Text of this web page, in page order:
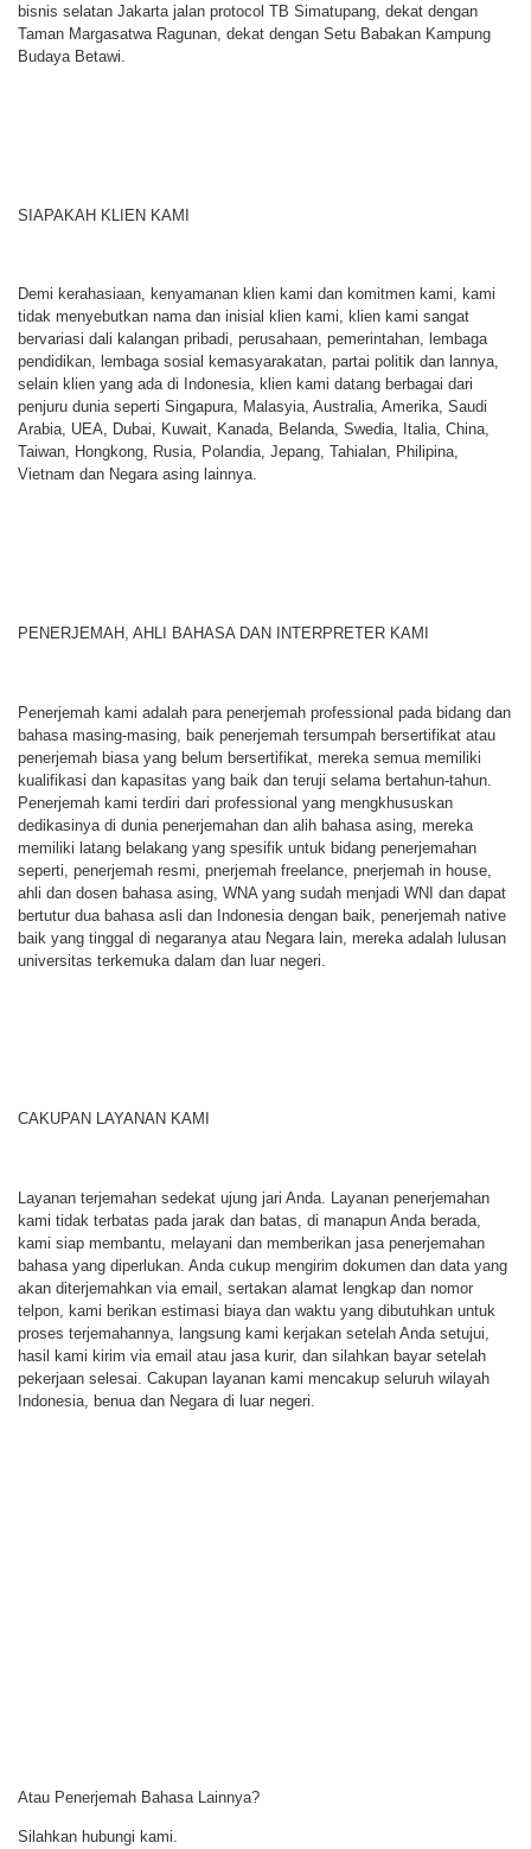
bisnis selatan Jakarta jalan protocol TB Simatupang, dekat dengan
Taman Margasatwa Ragunan, dekat dengan Setu Babakan Kampung
Budaya Betawi.
SIAPAKAH KLIEN KAMI
Demi kerahasiaan, kenyamanan klien kami dan komitmen kami, kami
tidak menyebutkan nama dan inisial klien kami, klien kami sangat
bervariasi dali kalangan pribadi, perusahaan, pemerintahan, lembaga
pendidikan, lembaga sosial kemasyarakatan, partai politik dan lannya,
selain klien yang ada di Indonesia, klien kami datang berbagai dari
penjuru dunia seperti Singapura, Malasyia, Australia, Amerika, Saudi
Arabia, UEA, Dubai, Kuwait, Kanada, Belanda, Swedia, Italia, China,
Taiwan, Hongkong, Rusia, Polandia, Jepang, Tahialan, Philipina,
Vietnam dan Negara asing lainnya.
PENERJEMAH, AHLI BAHASA DAN INTERPRETER KAMI
Penerjemah kami adalah para penerjemah professional pada bidang dan
bahasa masing-masing, baik penerjemah tersumpah bersertifikat atau
penerjemah biasa yang belum bersertifikat, mereka semua memiliki
kualifikasi dan kapasitas yang baik dan teruji selama bertahun-tahun.
Penerjemah kami terdiri dari professional yang mengkhususkan
dedikasinya di dunia penerjemahan dan alih bahasa asing, mereka
memiliki latang belakang yang spesifik untuk bidang penerjemahan
seperti, penerjemah resmi, pnerjemah freelance, pnerjemah in house,
ahli dan dosen bahasa asing, WNA yang sudah menjadi WNI dan dapat
bertutur dua bahasa asli dan Indonesia dengan baik, penerjemah native
baik yang tinggal di negaranya atau Negara lain, mereka adalah lulusan
universitas terkemuka dalam dan luar negeri.
CAKUPAN LAYANAN KAMI
Layanan terjemahan sedekat ujung jari Anda. Layanan penerjemahan
kami tidak terbatas pada jarak dan batas, di manapun Anda berada,
kami siap membantu, melayani dan memberikan jasa penerjemahan
bahasa yang diperlukan. Anda cukup mengirim dokumen dan data yang
akan diterjemahkan via email, sertakan alamat lengkap dan nomor
telpon, kami berikan estimasi biaya dan waktu yang dibutuhkan untuk
proses terjemahannya, langsung kami kerjakan setelah Anda setujui,
hasil kami kirim via email atau jasa kurir, dan silahkan bayar setelah
pekerjaan selesai. Cakupan layanan kami mencakup seluruh wilayah
Indonesia, benua dan Negara di luar negeri.
Atau Penerjemah Bahasa Lainnya?
Silahkan hubungi kami.